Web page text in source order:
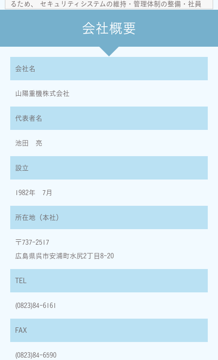
るため、 セキュリティシステムの維持・管理体制の整備・社員
厳重な管理を行ないます。
お客さまからお預かりした個人情報は、当社からのご連絡や業務
のご案内やご質問に対する回答として、電子メールや資料のご送
個人情報の第三者への開示・提供の禁止
当社は、お客さまよりお預かりした個人情報を適切に管理し、次
のいずれかに該当する場合を除き、個人情報を第三者に開示いた
・お客さまの同意がある場合
・お客さまが希望されるサービスを行なうために当社が業務を委
託する業者に対して開示する場合
当社は、個人情報の正確性及び安全性確保のために、セキュリテ
ィに万全の対策を講じています。
ご本人の照会
お客さまがご本人の個人情報の照会・修正・削除などをご希望さ
きます。
法令、規範の遵守と見直し
の改善に努めます。
会社概要
会社名
山陽重機株式会社
代表者名
池田 亮
設立
1982年 7月
所在地（本社）
〒737-2517
広島県呉市安浦町水尻2丁目8-20
TEL
(0823)84-6161
FAX
(0823)84-6590